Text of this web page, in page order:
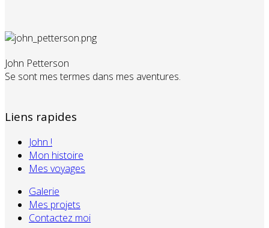
John Petterson
Se sont mes termes dans mes aventures.
Liens rapides
John !
Mon histoire
Mes voyages
Galerie
Mes projets
Contactez moi